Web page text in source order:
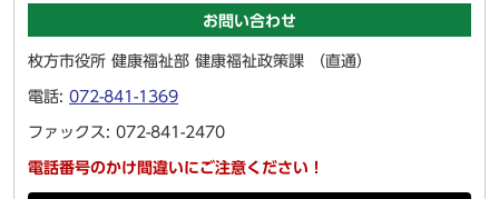
お問い合わせ
枚方市役所 健康福祉部 健康福祉政策課 （直通）
電話: 072-841-1369
ファックス: 072-841-2470
電話番号のかけ間違いにご注意ください！